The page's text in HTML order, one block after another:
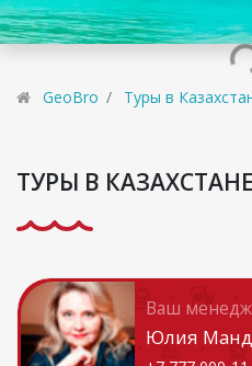
GeoBro Туры в
ТУРЫ В
Ваш
Юлия